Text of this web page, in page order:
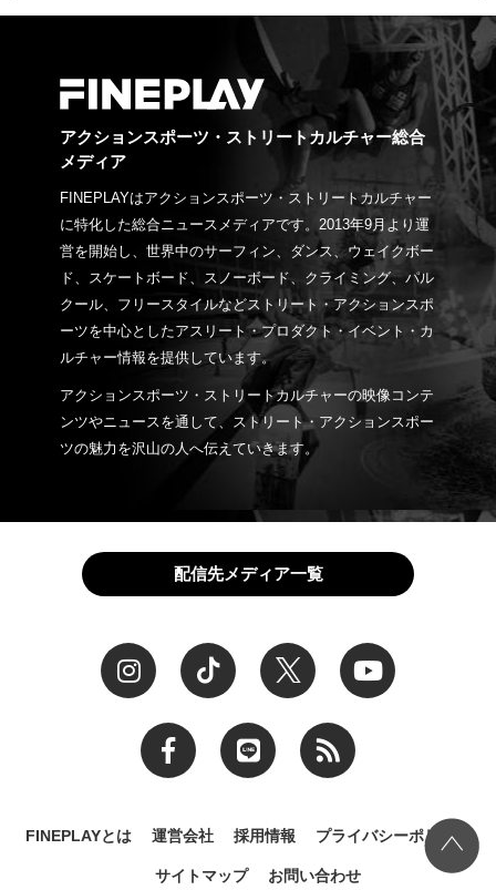
アクションスポーツ・ストリートカルチャー総合
メディア
FINEPLAYはアクションスポーツ・ストリートカルチャー
に特化した総合ニュースメディアです。2013年9月より運
営を開始し、世界中のサーフィン、ダンス、ウェイクボー
ド、スケートボード、スノーボード、クライミング、パル
クール、フリースタイルなどストリート・アクションスポ
ーツを中心としたアスリート・プロダクト・イベント・カ
ルチャー情報を提供しています。
アクションスポーツ・ストリートカルチャーの映像コンテ
ンツやニュースを通して、ストリート・アクションスポー
ツの魅力を沢山の人へ伝えていきます。
配信先メディア一覧
FINEPLAYとは 運営会社 採用情報 プライバシーポリシー
サイトマップ お問い合わせ